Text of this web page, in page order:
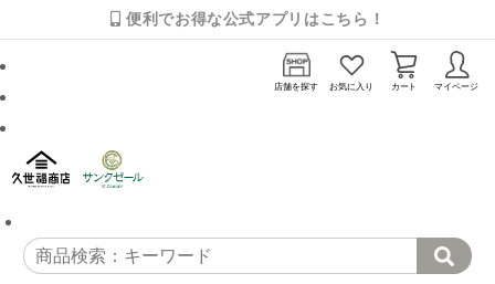
便利でお得な公式アプリはこちら！
店舗を探す お気に入り カート マイページ